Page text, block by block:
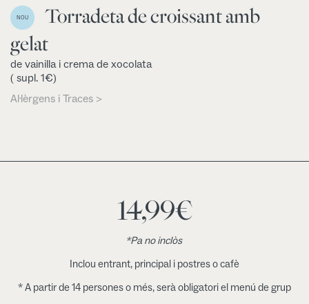
NOU
Torradeta de croissant amb
gelat
de vainilla i crema de xocolata
( supl. 1€)
Al·lèrgens i Traces >
14,99€
*Pa no inclòs
Inclou entrant, principal i postres o cafè
* A partir de 14 persones o més, serà obligatori el menú de grup